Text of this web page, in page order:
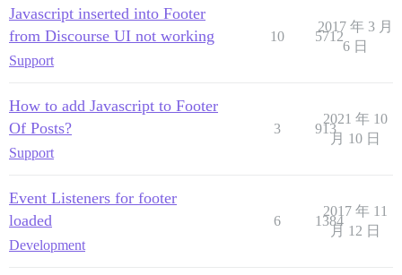
Javascript inserted into Footer
from Discourse UI not working
Support
10 5712
2017 年 3 月
6 日
How to add Javascript to Footer
Of Posts?
Support
3 913
2021 年 10
月 10 日
Event Listeners for footer
loaded
Development
6 1384
2017 年 11
月 12 日